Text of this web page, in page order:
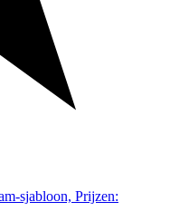
sjabloon, Prijzen: